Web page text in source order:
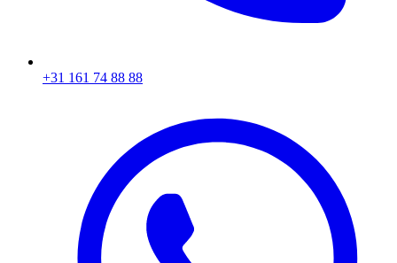
+31 161 74 88 88‬​​​​‌ ‍ ​‍​‍‌‍ ‌ ​‍‌‍‍‌‌‍‌ ‌‍‍‌‌‍ ‍​‍​‍​ ‍‍​‍​‍‌ ​ ‌‍​‌‌‍ ‍‌‍‍‌‌ ‌​‌ ‍‌​‍ ‍‌‍‍‌‌‍ ​‍​‍​‍ ​​‍​‍‌‍‍​‌ ​‍‌‍‌‌‌‍‌‍​‍​‍​ ‍‍​‍​‍‌‍‍​‌ ‌​‌ ‌​‌ ​​​ ‍‍​‍ ​‍ ‌‍ ​‌‍ ‌‍​ ‌‍​‌‌‍ ​‌‍‍​‌‍ ‌ ​ ‌ ‌​​ ‍‍​ ​ ​ ​ ​ ​ ​ ​ ​‍ ‌‍‍‌‌‍ ‍‌ ‌​‌‍‌‌‌‍ ‍‌ ‌​​‍ ‌‍‌‌‌‍‌​‌‍‍‌‌ ‌​​‍ ‌‍ ‌‌‍ ‌‍‌​‌‍‌‌​ ‌‌ ​​‌ ​‍‌‍‌‌‌ ​ ‌‍‌‌‌‍ ‍‌ ‌​‌‍​‌‌ ‌​‌‍‍‌‌‍ ‌‍ ‍​ ‍ ‌‍‍‌‌‍‌​​ ‌‌‍‌ ‌‍ ​‌‍ ‌‍​‍‌‍​‌‌‍ ​​ ‍ ‌ ‌​‌ ‍‌‌ ​​‌‍‌‌​ ‌‌‍‌ ‌‍ ​‌‍ ‌‍​‍‌‍​‌‌‍ ​​ ‍ ‌ ​​‌‍​‌‌ ‌​‌‍‍​​ ‌‌‍​ ‌‍ ‌‍ ‍‌ ‌​‌‍​‌‌‍​ ‌ ‌​​‍ ‍‌ ​​‌‍‍​‌‍ ‌‍ ‍‌‍‌‌​ ‌‍​‍‌‍​‌‌ ​ ‌‍‌‌‌‌‌‌‌ ​‍‌‍ ​​ ‌‌‍‍​‌ ‌​‌ ‌​‌ ​​​‍‌‌​ ​ ‌​​‌​‍‌‌​ ​‍‌​‌‍​‍‌‌​ ​‍‌​‌‍‌‍ ​‌‍ ‌‍​ ‌‍​‌‌‍ ​‌‍‍​‌‍ ‌ ​ ‌ ‌​​‍‌‌​ ​ ‌​​‌​ ​ ​ ​ ​ ​ ​ ​ ​‍‌‍‌‍‍‌‌‍‌​​ ‌‌‍‌ ‌‍ ​‌‍ ‌‍​‍‌‍​‌‌‍ ​​‍‌‍‌ ‌​‌ ‍‌‌ ​​‌‍‌‌​ ‌‌‍‌ ‌‍ ​‌‍ ‌‍​‍‌‍​‌‌‍ ​​‍‌‍‌ ​​‌‍​‌‌ ‌​‌‍‍​​ ‌‌‍​ ‌‍ ‌‍ ‍‌ ‌​‌‍​‌‌‍​ ‌ ‌​​‍ ‍‌ ​​‌‍‍​‌‍ ‌‍ ‍‌‍‌‌​‍‌‍‌ ​​‌‍‌‌‌ ​‍‌ ​ ‌ ​​‌‍‌‌‌‍​ ‌ ‌​‌‍‍‌‌ ‌‍‌‍‌‌​ ‌‌ ​​‌ ‌‌‌‍​‍‌‍ ​‌‍‍‌‌ ​ ‌‍‍​‌‍‌‌‌‍‌​​‍​‍‌ ‌